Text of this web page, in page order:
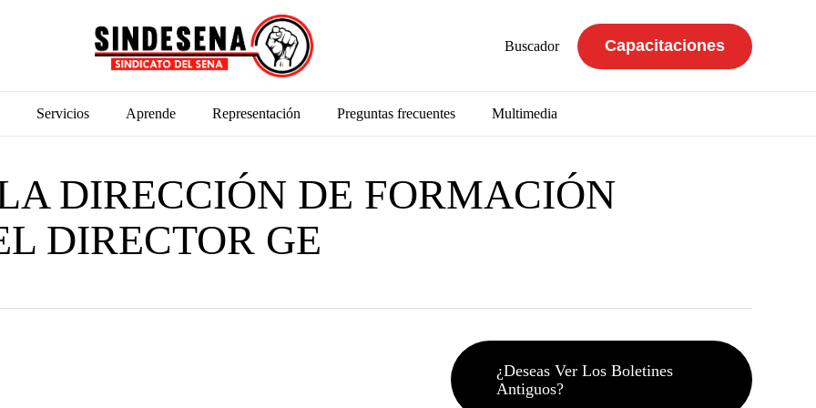
Buscador Capacitaciones
Servicios Aprende Representación Preguntas frecuentes Multimedia
DIRECCIÓN DE FORMACIÓN
DIRECTOR GE
¿Deseas Ver Los Boletines
Antiguos?